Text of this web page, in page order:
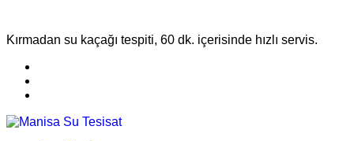
Kırmadan su kaçağı tespiti, 60 dk. içerisinde hızlı servis.